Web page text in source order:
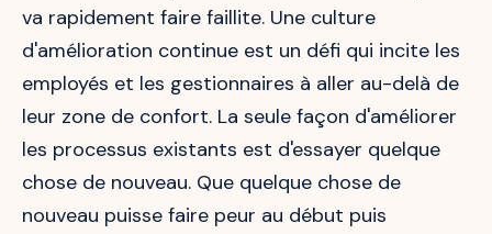
va rapidement faire faillite. Une culture
d'amélioration continue est un défi qui incite les
employés et les gestionnaires à aller au-delà de
leur zone de confort. La seule façon d'améliorer
les processus existants est d'essayer quelque
chose de nouveau. Que quelque chose de
nouveau puisse faire peur au début puis